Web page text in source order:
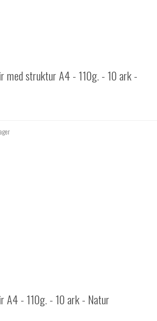
med struktur A4 - 110g. - 10 ark -
A4 - 110g. - 10 ark - Natur